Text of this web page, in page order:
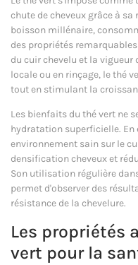
chute de cheveux grâce à
boisson millénaire,
des propriétés
du cuir chevelu et la
locale ou en rinçage, le thé
tout en stimulant la
Les bienfaits du thé vert ne
hydratation superficielle. En
environnement sain sur le
densification cheveux et
Son utilisation régulière
permet d'observer des
résistance de la chevelure.
Les propriétés
vert pour la